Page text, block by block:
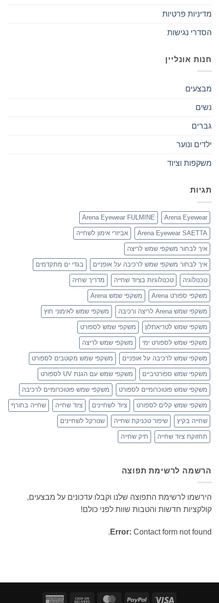
מדיניות פרטיות
הסדרי נגישות
חנות אונליין
מבצעים
נשים
גברים
ילדים ונוער
משקפות וציוד
תגיות
Arena Eyewear
Arena Eyewear FULMINE
Arena Eyewear SAETTA אביזרי אימון לשחייה
איך לבחור משקפי שמש לריצה
איך לבחור משקפי שמש לרכיבה על אופניים בגדי ים מתקדמים
טכנולוגיה טכנולוגיות בציוד שחייה מדריך שחיה
משקפי ספורט Arena משקפי שמש Arena
משקפי שמש Arena לריצה ורכיבה משקפי שמש לאימוני חוץ
משקפי שמש לטריאתלון משקפי שמש לספורט
משקפי שמש לספורט ימי משקפי שמש לריצה
משקפי שמש לרכיבה על אופניים משקפי שמש מקוטבים לספורט
משקפי שמש ספורטיביים משקפי שמש עם הגנת UV לספורט
משקפי שמש פוטוכרומיים לספורט משקפי שמש פוטוכרומיים לרכיבה
משקפי שמש קלים לספורט ציוד לשחיינים ציוד שחייה שחייה בחורף
שחייה בקיץ שיפור טכניקת שחייה שנורקל לשחיינים
תחזוקת ציוד שחייה תיק שחייה
הרשמה לרשימת תפוצה
הירשמו לרשימת התפוצה שלנו וקבלו עדכונים על מבצעים,
קולקציות חדשות והטבות שוות לפני כולם!
Error: Contact form not found.
Visa
PayPal
MasterCard
Cash